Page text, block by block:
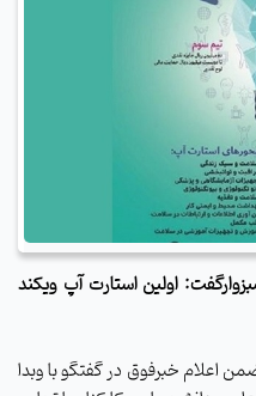
اولین استارت آپ ویکند
اعلام خبرفوق در گفتگو با وبدا